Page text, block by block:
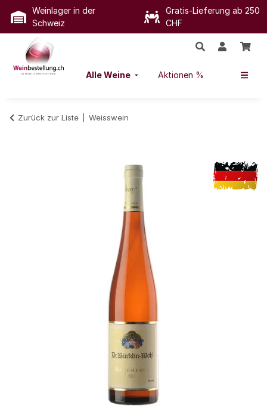
Weinlager in der
Schweiz
Gratis-Lieferung ab 250
CHF
Alle Weine Aktionen %
Zurück zur Liste Weisswein